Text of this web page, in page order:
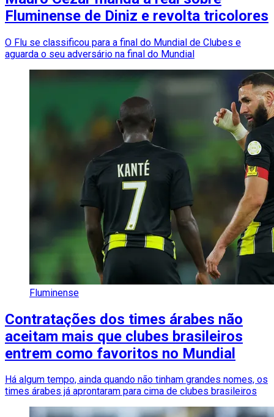
Fluminense de Diniz e revolta tricolores
O Flu se classificou para a final do Mundial de Clubes e
aguarda o seu adversário na final do Mundial
Fluminense
Contratações dos times árabes não
aceitam mais que clubes brasileiros
entrem como favoritos no Mundial
Há algum tempo, ainda quando não tinham grandes nomes, os
times árabes já aprontaram para cima de clubes brasileiros